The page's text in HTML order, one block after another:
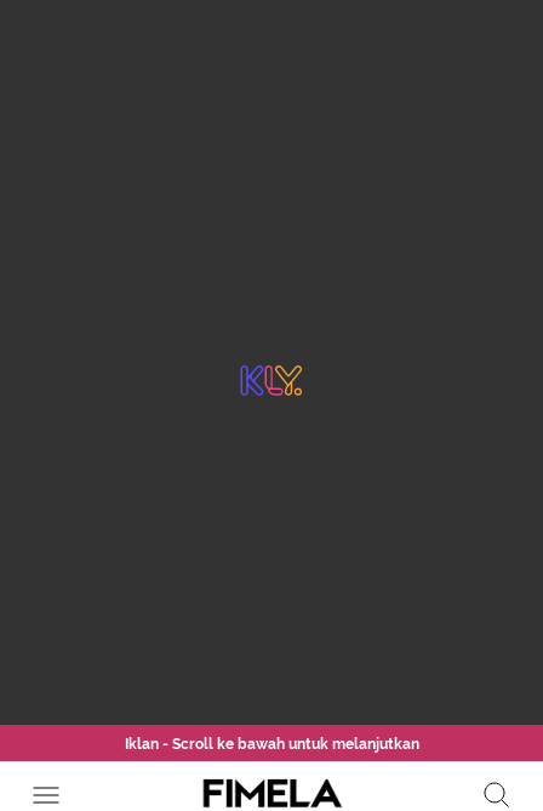
Iklan - Scroll ke bawah untuk melanjutkan